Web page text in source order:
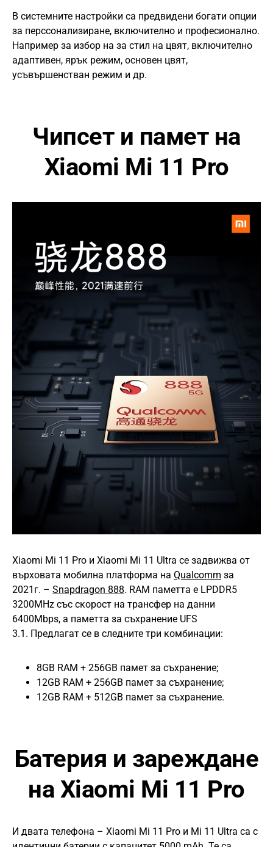
В системните настройки са предвидени богати опции
за перссонализиране, включително и професионално.
Например за избор на за стил на цвят, включително
адаптивен, ярък режим, основен цвят,
усъвършенстван режим и др.
Чипсет и памет на
Xiaomi Mi 11 Pro
Xiaomi Mi 11 Pro и Xiaomi Mi 11 Ultra се задвижва от
върховата мобилна платформа на Qualcomm за
2021г. – Snapdragon 888. RAM паметта е LPDDR5
3200MHz със скорост на трансфер на данни
6400Mbps, а паметта за съхранение UFS
3.1. Предлагат се в следните три комбинации:
8GB RAM + 256GB памет за съхранение;
12GB RAM + 256GB памет за съхранение;
12GB RAM + 512GB памет за съхранение.
Батерия и зареждане
на Xiaomi Mi 11 Pro
И двата телефона – Xiaomi Mi 11 Pro и Mi 11 Ultra са с